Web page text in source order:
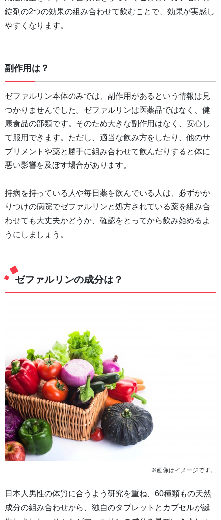
錠剤の2つの効果の組み合わせて飲むことで、効果が実感し
やすくなります。
副作用は？
ゼファルリン本体のみでは、副作用があるという情報は見
つかりませんでした。ゼファルリンは医薬品ではなく、健
康食品の部類です。そのため大きな副作用はなく、安心し
て服用できます。ただし、適当な飲み方をしたり、他のサ
プリメントや薬と勝手に組み合わせて飲んだりすると体に
悪い影響を及ぼす場合があります。
持病を持っている人や毎日薬を飲んでいる人は、必ずかか
りつけの病院でゼファルリンと処方されている薬を組み合
わせても大丈夫かどうか、確認をとってから飲み始めるよ
うにしましょう。
ゼファルリンの成分は？
※画像はイメージです。
日本人男性の体質に合うよう研究を重ね、60種類もの天然
成分の組み合わせから、独自のタブレットとカプセルが誕